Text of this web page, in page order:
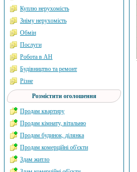
Куплю нерухомість
Зніму нерухомість
Обмін
Послуги
Робота в АН
Будівництво та ремонт
Різне
Розмістити оголошення
Продам квартиру
Продам кімнату, вітальню
Продам будинок, ділянка
Продам комерційні об'єкти
Здам житло